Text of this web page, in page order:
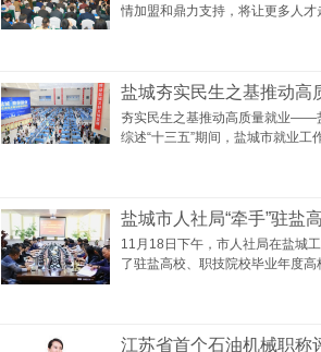
情加盟和鼎力支持，将让更多人才
盐城夯实民生之基推动高
夯实民生之基推动高质量就业——
综述“十三五”期间，盐城市就业工
盐城市人社局“牵手”驻盐
11月18日下午，市人社局在盐城
了驻盐高校、职技院校毕业年度高
江苏省首个石油机械职称